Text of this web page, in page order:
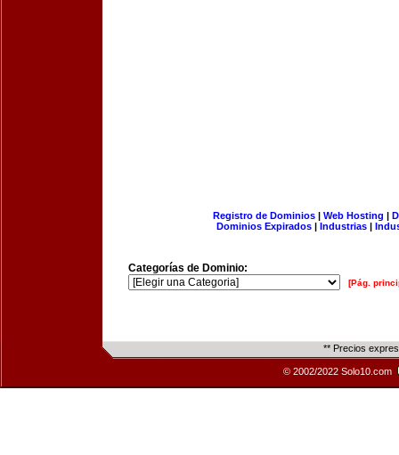
Registro de Dominios| Web Hosting |
Dominios Expirados | Industrias |
Categorías de Dominio:
[Pág.
** Precios
© 2002/2022 Solo10.com